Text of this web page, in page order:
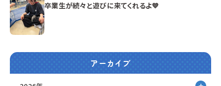
卒業生が続々と遊びに来てくれるよ💙
アーカイブ